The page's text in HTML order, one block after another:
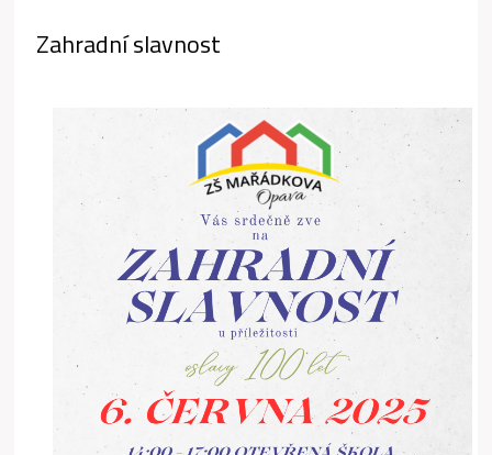
Zahradní slavnost